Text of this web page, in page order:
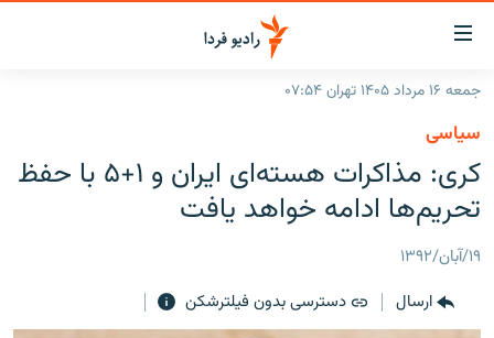
لینک‌های
قابلیت
دسترسی
بازگشت
به
منوی
اصلی
رفتن
صفحه
جستجو
جهان
برنامه‌های رادیویی
پادکست
چندرسانه‌ای
جمعه ۱۶ مرداد ۱۴۰۵ تهران ۰۷:۵۴
سیاسی
کری: مذاکرات هسته‌ای ایران و ۱+۵ با حفظ
تحریم‌ها ادامه خواهد یافت
۱۹/آبان/۱۳۹۲
ارسال
دسترسی بدون فیلترشکن